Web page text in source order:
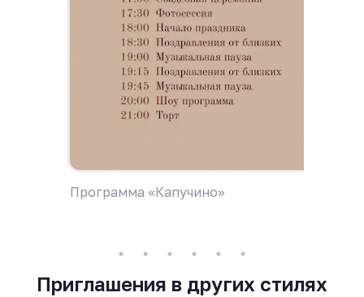
Программа «Капучино»
Приглашения в других стилях